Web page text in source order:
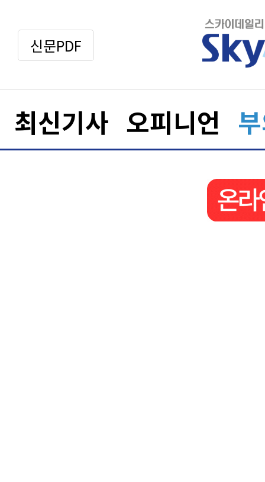
신문PDF
최신기사 오피니언